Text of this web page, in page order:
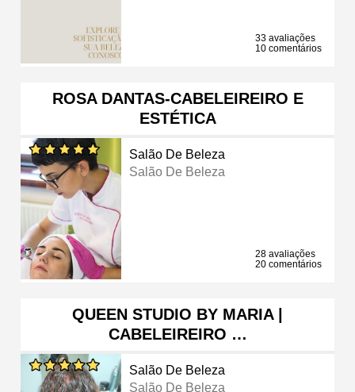
33 avaliações
10 comentários
ROSA DANTAS-CABELEIREIRO E
ESTÉTICA
Salão De Beleza
Salão De Beleza
28 avaliações
20 comentários
QUEEN STUDIO BY MARIA |
CABELEIREIRO …
Salão De Beleza
Salão De Beleza